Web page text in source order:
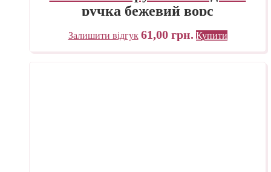
ручка бежевий ворс
Залишити відгук 61,00 грн. Купити